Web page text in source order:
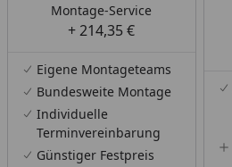
Montage-Service
+ 214,35 €
Eigene Montageteams
Bundesweite Montage
Individuelle
Terminvereinbarung
Günstiger Festpreis